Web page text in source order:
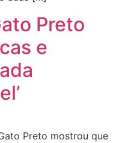
Preto
e
Preto mostrou que